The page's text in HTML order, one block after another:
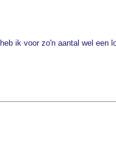
ik voor zo'n aantal wel een